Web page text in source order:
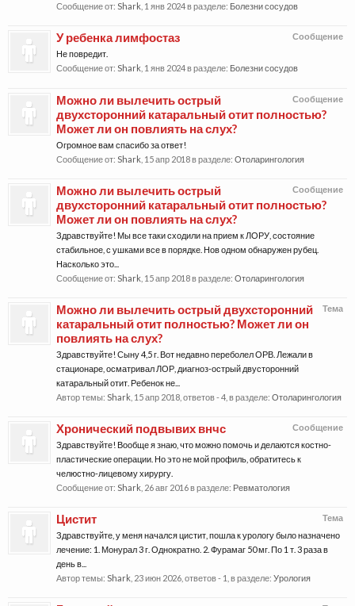
Сообщение от: Shark 1 янв 2024в разделе: Болезни сосудов
Сообщение
У ребенка лимфостаз
Не повредит.
Сообщение от: Shark 1 янв 2024в разделе: Болезни сосудов
Сообщение
Можно ли вылечить острый
двухсторонний катаральный отит полностью?
Может ли он повлиять на слух?
Огромное вам спасибо за ответ!
Сообщение от: Shark 15 апр 2018в разделе: Отоларингология
Сообщение
Можно ли вылечить острый
двухсторонний катаральный отит полностью?
Может ли он повлиять на слух?
Здравствуйте! Мы все таки сходили на прием к ЛОРУ, состояние
стабильное, с ушками все в порядке. Нов одном обнаружен рубец.
Насколько это...
Сообщение от: Shark 15 апр 2018в разделе: Отоларингология
Тема
Можно ли вылечить острый двухсторонний
катаральный отит полностью? Может ли он
повлиять на слух?
Здравствуйте! Сыну 4,5 г. Вот недавно переболел ОРВ. Лежали в
стационаре, осматривал ЛОР, диагноз-острый двусторонний
катаральный отит. Ребенок не...
Автор темы: Shark 15 апр 2018 , ответов - 4, в разделе: Отоларингология
Сообщение
Хронический подвывих внчс
Здравствуйте! Вообще я знаю, что можно помочь и делаются костно-
пластические операции. Но это не мой профиль, обратитесь к
челюстно-лицевому хирургу.
Сообщение от: Shark 26 авг 2016в разделе: Ревматология
Тема
Цистит
Здравствуйте, у меня начался цистит, пошла к урологу было назначено
лечение: 1. Монурал 3 г. Однократно. 2. Фурамаг 50 мг. По 1 т. 3 раза в
день в...
Автор темы: Shark 23 июн 2026 , ответов - 1, в разделе: Урология